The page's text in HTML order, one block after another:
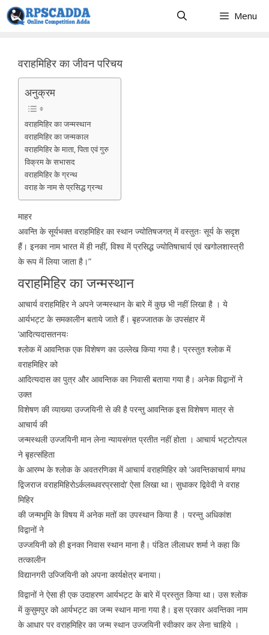
Skip
to
Menu
वराहमिहिर का जीवन परिचय
अनुक्रम
वराहमिहिर का जन्मस्थान
वराहमिहिर का जन्मकाल
वराहमिहिर के माता, पिता एवं गुरु
विक्रम के सभासद
वराहमिहिर के ग्रन्थ
वराह के नाम से प्रसिद्ध ग्रन्थ
माहर
अवन्ति के सूर्यभक्त वराहमिहिर का स्थान ज्योतिषजगत् में वस्तुतः सूर्य के सदृश
हैं। इनका नाम भारत में ही नहीं, विश्व में प्रसिद्ध ज्योतिषाचार्य एवं खगोलशास्त्री
के रूप में लिया जाता है।”
वराहमिहिर का जन्मस्थान
आचार्य वराहमिहिर ने अपने जन्मस्थान के बारे में कुछ भी नहीं लिखा है । ये
आर्यभट्ट के समकालीन बताये जाते हैं। बृहज्जातक के उपसंहार में
‘आदित्यदासतनयः
श्लोक में आवन्तिक एक विशेषण का उल्लेख किया गया है। प्रस्तुत श्लोक में
वराहमिहिर को
आदित्यदास का पुत्र और आवन्तिक का निवासी बताया गया है। अनेक विद्वानों ने
उक्त
विशेषण की व्याख्या उज्जयिनी से की है परन्तु आवन्तिक इस विशेषण मात्र से
आचार्य की
जन्मस्थली उज्जयिनी मान लेना न्यायसंगत प्रतीत नहीं होता । आचार्य भट्टोत्पल
ने बृहत्संहिता
के आरम्भ के श्लोक के अवतरणिका में आचार्य वराहमिहिर को ‘अवन्तिकाचार्य मगध
द्विजराज वराहमिहिरोऽर्कलब्धवरप्रसादो’ ऐसा लिखा था। सुधाकर द्विवेदी ने वराह
मिहिर
की जन्मभूमि के विषय में अनेक मतों का उपस्थान किया है । परन्तु अधिकांश
विद्वानों ने
उज्जयिनी को ही इनका निवास स्थान माना है। पंडित लीलाधर शर्मा ने कहा कि
तत्कालीन
विद्यानगरी उज्जियिनी को अपना कार्यक्षेत्र बनाया।
विद्वानों ने ऐसा ही एक उदाहरण आर्यभट्ट के बारे में प्रस्तुत किया था। उस श्लोक
में कुसुमपुर को आर्यभट्ट का जन्म स्थान माना गया है। इस प्रकार अवन्तिका नाम
के आधार पर वराहमिहिर का जन्म स्थान उज्जयिनी स्वीकार कर लेना चाहिये ।